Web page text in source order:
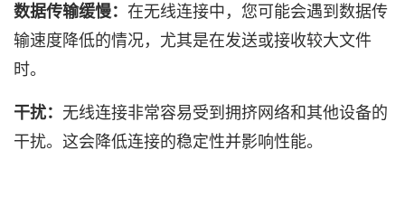
数据传输缓慢： 在无线连接中，您可能会遇到数据传
输速度降低的情况，尤其是在发送或接收较大文件
时。
干扰： 无线连接非常容易受到拥挤网络和其他设备的
干扰。这会降低连接的稳定性并影响性能。